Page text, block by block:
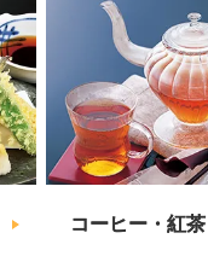
コーヒー・紅茶